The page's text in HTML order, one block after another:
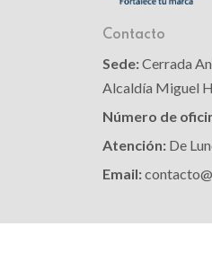
Contacto
Sede:Cerrada
Alcaldía Miguel
Número de
Atención: De
Email: